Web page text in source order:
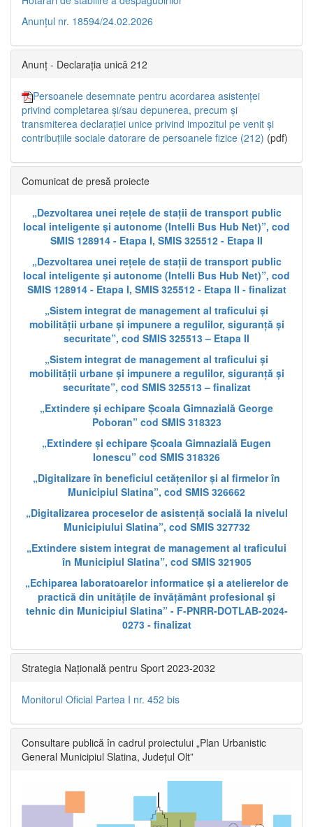
Anunțul nr. 18594/24.02.2026
Anunț - Declarația unică 212
Persoanele desemnate pentru acordarea asistenței
privind completarea și/sau depunerea, precum și
transmiterea declarației unice privind impozitul pe venit și
contribuțiile sociale datorare de persoanele fizice (212) (pdf)
Comunicat de presă proiecte
„Dezvoltarea unei rețele de stații de transport public
local inteligente și autonome (Intelli Bus Hub Net)”, cod
SMIS 128914 - Etapa I, SMIS 325512 - Etapa II
„Dezvoltarea unei rețele de stații de transport public
local inteligente și autonome (Intelli Bus Hub Net)”, cod
SMIS 128914 - Etapa I, SMIS 325512 - Etapa II - finalizat
„Sistem integrat de management al traficului și
mobilității urbane și impunere a regulilor, siguranță și
securitate”, cod SMIS 325513 – Etapa II
„Sistem integrat de management al traficului și
mobilității urbane și impunere a regulilor, siguranță și
securitate”, cod SMIS 325513 – finalizat
„Extindere și echipare Școala Gimnazială George
Poboran” cod SMIS 318323
„Extindere și echipare Școala Gimnazială Eugen
Ionescu” cod SMIS 318326
„Digitalizare în beneficiul cetățenilor și al firmelor în
Municipiul Slatina”, cod SMIS 326662
„Digitalizarea proceselor de asistență socială la nivelul
Municipiului Slatina”, cod SMIS 327732
„Extindere sistem integrat de management al traficului
în Municipiul Slatina”, cod SMIS 321905
„Echiparea laboratoarelor informatice și a atelierelor de
practică din unitățile de învățământ profesional și
tehnic din Municipiul Slatina” - F-PNRR-DOTLAB-2024-
0273 - finalizat
Strategia Națională pentru Sport 2023-2032
Monitorul Oficial Partea I nr. 452 bis
Consultare publică în cadrul proiectului „Plan Urbanistic
General Municipiul Slatina, Județul Olt”